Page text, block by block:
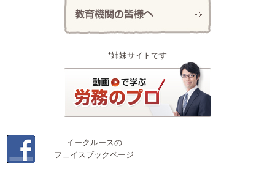
*姉妹サイトです
イークルースの
フェイスブックページ